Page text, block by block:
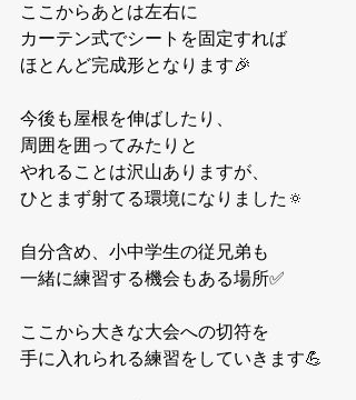
ここからあとは左右に
カーテン式でシートを固定すれば
ほとんど完成形となります🎉
今後も屋根を伸ばしたり、
周囲を囲ってみたりと
やれることは沢山ありますが、
ひとまず射てる環境になりました🔅
自分含め、小中学生の従兄弟も
一緒に練習する機会もある場所✅
ここから大きな大会への切符を
手に入れられる練習をしていきます💪